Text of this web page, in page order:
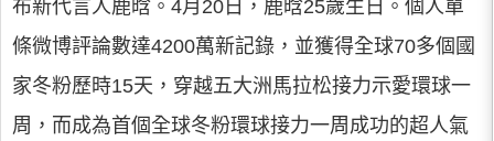
布新代言人鹿晗。4月20日，鹿晗25歲生日。個人單
條微博評論數達4200萬新記錄，並獲得全球70多個國
家冬粉歷時15天，穿越五大洲馬拉松接力示愛環球一
周，而成為首個全球冬粉環球接力一周成功的超人氣